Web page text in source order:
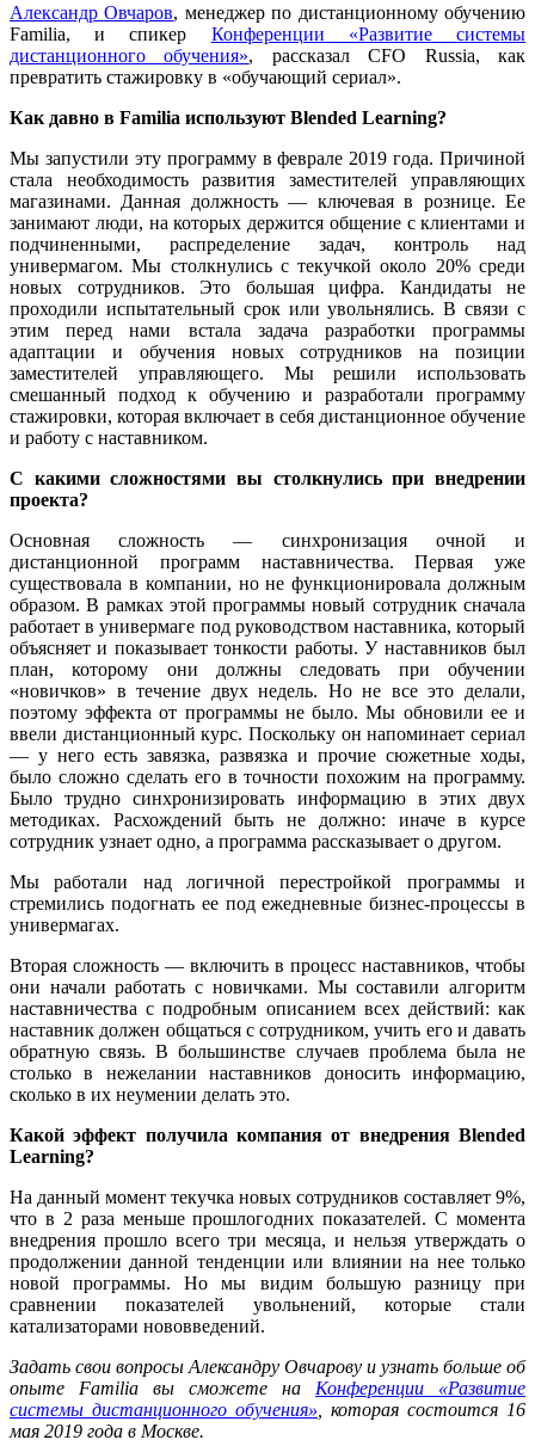
Александр Овчаров, менеджер по дистанционному обучению
Familia, и спикер Конференции «Развитие системы
дистанционного обучения», рассказал CFO Russia, как
превратить стажировку в «обучающий сериал».
Как давно в Familia используют Blended Learning?
Мы запустили эту программу в феврале 2019 года. Причиной
стала необходимость развития заместителей управляющих
магазинами. Данная должность — ключевая в рознице. Ее
занимают люди, на которых держится общение с клиентами и
подчиненными, распределение задач, контроль над
универмагом. Мы столкнулись с текучкой около 20% среди
новых сотрудников. Это большая цифра. Кандидаты не
проходили испытательный срок или увольнялись. В связи с
этим перед нами встала задача разработки программы
адаптации и обучения новых сотрудников на позиции
заместителей управляющего. Мы решили использовать
смешанный подход к обучению и разработали программу
стажировки, которая включает в себя дистанционное обучение
и работу с наставником.
С какими сложностями вы столкнулись при внедрении
проекта?
Основная сложность — синхронизация очной и
дистанционной программ наставничества. Первая уже
существовала в компании, но не функционировала должным
образом. В рамках этой программы новый сотрудник сначала
работает в универмаге под руководством наставника, который
объясняет и показывает тонкости работы. У наставников был
план, которому они должны следовать при обучении
«новичков» в течение двух недель. Но не все это делали,
поэтому эффекта от программы не было. Мы обновили ее и
ввели дистанционный курс. Поскольку он напоминает сериал
— у него есть завязка, развязка и прочие сюжетные ходы,
было сложно сделать его в точности похожим на программу.
Было трудно синхронизировать информацию в этих двух
методиках. Расхождений быть не должно: иначе в курсе
сотрудник узнает одно, а программа рассказывает о другом.
Мы работали над логичной перестройкой программы и
стремились подогнать ее под ежедневные бизнес-процессы в
универмагах.
Вторая сложность — включить в процесс наставников, чтобы
они начали работать с новичками. Мы составили алгоритм
наставничества с подробным описанием всех действий: как
наставник должен общаться с сотрудником, учить его и давать
обратную связь. В большинстве случаев проблема была не
столько в нежелании наставников доносить информацию,
сколько в их неумении делать это.
Какой эффект получила компания от внедрения Blended
Learning?
На данный момент текучка новых сотрудников составляет 9%,
что в 2 раза меньше прошлогодних показателей. С момента
внедрения прошло всего три месяца, и нельзя утверждать о
продолжении данной тенденции или влиянии на нее только
новой программы. Но мы видим большую разницу при
сравнении показателей увольнений, которые стали
катализаторами нововведений.
Задать свои вопросы Александру Овчарову и узнать больше об
опыте Familia вы сможете на Конференции «Развитие
системы дистанционного обучения» , которая состоится 16
мая 2019 года в Москве.